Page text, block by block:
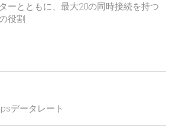
ーとともに、最大20の同時接続を持つ
役割
データレート